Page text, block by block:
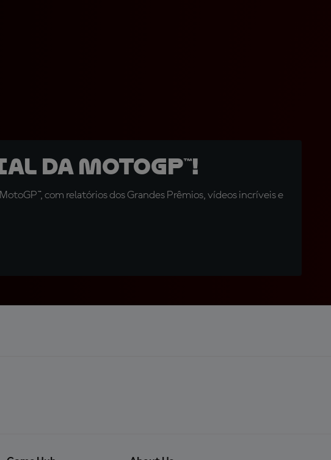
da MotoGP™!
com relatórios dos Grandes Prêmios, vídeos incríveis e